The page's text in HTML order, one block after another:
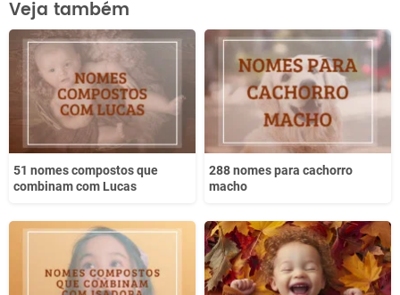
Este conteúdo não tem a informação que procuro
Outro
Veja também
51 nomes compostos que
combinam com Lucas
288 nomes para cachorro
macho